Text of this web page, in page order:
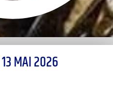
13 MAI 2026